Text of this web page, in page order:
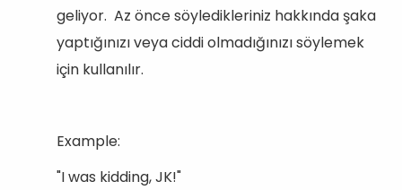
geliyor. Az önce söyledikleriniz hakkında şaka
yaptığınızı veya ciddi olmadığınızı söylemek
için kullanılır.
Example:
"I was kidding, JK!"